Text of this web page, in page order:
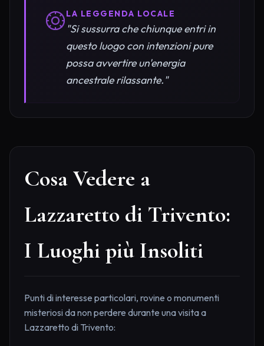
LA LEGGENDA LOCALE
"Si sussurra che chiunque entri in
questo luogo con intenzioni pure
possa avvertire un'energia
ancestrale rilassante."
Cosa Vedere a
Lazzaretto di Trivento:
I Luoghi più Insoliti
Punti di interesse particolari, rovine o monumenti
misteriosi da non perdere durante una visita a
Lazzaretto di Trivento: